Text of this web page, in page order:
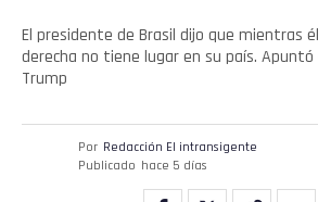
El presidente de Brasil dijo que mientras
derecha no tiene lugar en su país.
Trump
Por Redacción El intransigente
Publicado hace 5 días